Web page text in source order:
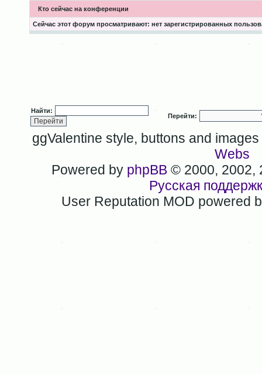
Кто сейчас на конференции
Сейчас этот форум просматривают: нет зарегистрированных
Найти:
Перейти:
ggValentine style, buttons and
Webs
Powered by phpBB © 2000, 2002,
Русская
User Reputation MOD powered